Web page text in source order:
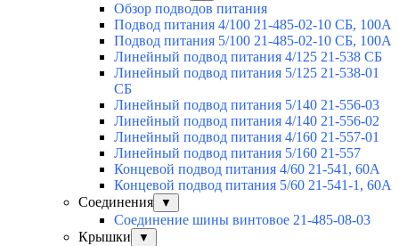
Обзор подводов питания
Подвод питания 4/100 21-485-02-10 СБ, 100А
Подвод питания 5/100 21-485-02-10 СБ, 100А
Линейный подвод питания 4/125 21-538 СБ
Линейный подвод питания 5/125 21-538-01
СБ
Линейный подвод питания 5/140 21-556-03
Линейный подвод питания 4/140 21-556-02
Линейный подвод питания 4/160 21-557-01
Линейный подвод питания 5/160 21-557
Концевой подвод питания 4/60 21-541, 60А
Концевой подвод питания 5/60 21-541-1, 60А
Соединения
▼
Соединение шины винтовое 21-485-08-03
Крышки
▼